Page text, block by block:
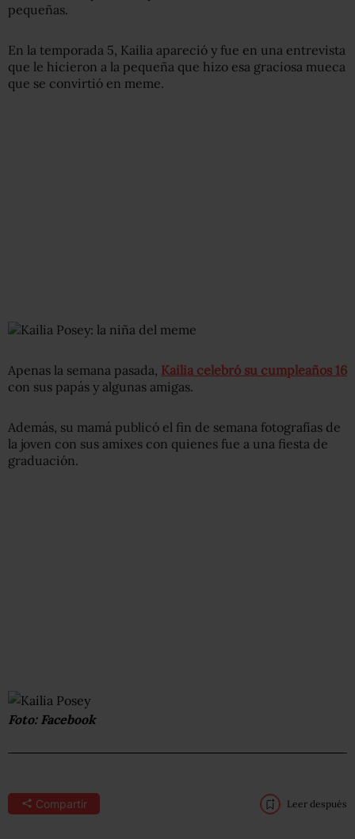
pequeñas.
En la temporada 5, Kailia apareció y fue en una entrevista
que le hicieron a la pequeña que hizo esa graciosa mueca
que se convirtió en meme.
Apenas la semana pasada, Kailia celebró su cumpleaños 16
con sus papás y algunas amigas.
Además, su mamá publicó el fin de semana fotografías de
la joven con sus amixes con quienes fue a una fiesta de
graduación.
Foto: Facebook
Compartir Leer después